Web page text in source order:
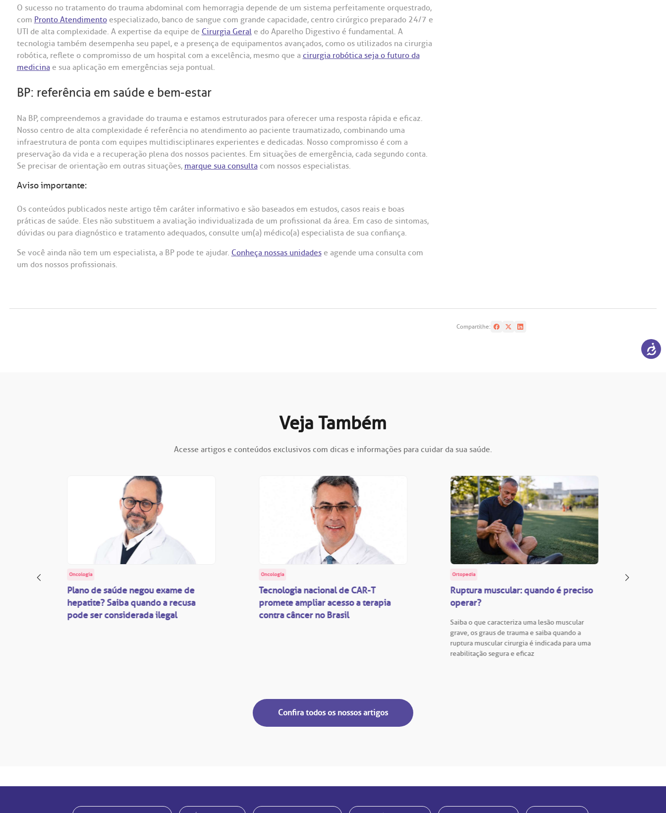
O sucesso no tratamento do trauma abdominal com hemorragia depende de um sistema perfeitamente orquestrado,
com Pronto Atendimentoespecializado, banco de sangue com grande capacidade, centro cirúrgico preparado 24/7 e
UTI de alta complexidade. A expertise da equipe de Cirurgia Gerale do Aparelho Digestivo é fundamental. A
tecnologia também desempenha seu papel, e a presença de equipamentos avançados, como os utilizados na cirurgia
robótica, reflete o compromisso de um hospital com a excelência, mesmo que a cirurgia robótica seja o futuro da
medicinae sua aplicação em emergências seja pontual.
BP: referência em saúde e bem-estar
Na BP, compreendemos a gravidade do trauma e estamos estruturados para oferecer uma resposta rápida e eficaz.
Nosso centro de alta complexidade é referência no atendimento ao paciente traumatizado, combinando uma
infraestrutura de ponta com equipes multidisciplinares experientes e dedicadas. Nosso compromisso é com a
preservação da vida e a recuperação plena dos nossos pacientes. Em situações de emergência, cada segundo conta.
Se precisar de orientação em outras situações, marque sua consultacom nossos especialistas.
Aviso importante:
Os conteúdos publicados neste artigo têm caráter informativo e são baseados em estudos, casos reais e boas
práticas de saúde. Eles não substituem a avaliação individualizada de um profissional da área. Em caso de sintomas,
dúvidas ou para diagnóstico e tratamento adequados, consulte um(a) médico(a) especialista de sua confiança.
Se você ainda não tem um especialista, a BP pode te ajudar. Conheça nossas unidadese agende uma consulta com
um dos nossos profissionais.
Compartilhe:
Veja Também
Acesse artigos e conteúdos exclusivos com dicas e informações para cuidar da sua saúde.
Oncologia
Plano de saúde negou exame de
hepatite? Saiba quando a recusa
pode ser considerada ilegal
Oncologia
Tecnologia nacional de CAR-T
promete ampliar acesso a terapia
contra câncer no Brasil
Ortopedia
Ruptura muscular: quando é preciso
operar?
Saiba o que caracteriza uma lesão muscular
grave, os graus de trauma e saiba quando a
ruptura muscular cirurgia é indicada para uma
reabilitação segura e eficaz
Confira todos os nossos artigos